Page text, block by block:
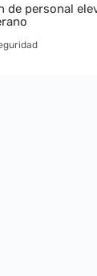
de personal